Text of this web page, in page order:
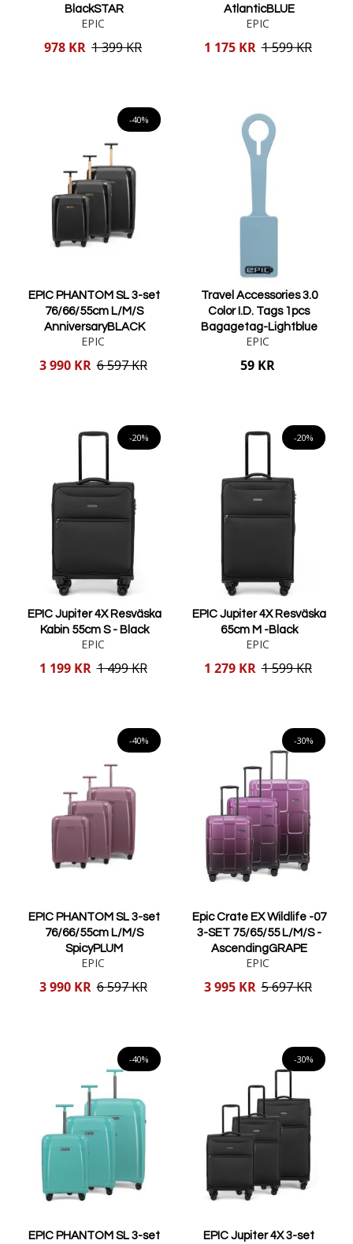
BlackSTAR
EPIC
Reducerat
978 KR 1 399 KR
AtlanticBLUE
EPIC
Reducerat
1 175 KR 1 599 KR
-40%
EPIC PHANTOM SL 3-set
76/66/55cm L/M/S
AnniversaryBLACK
EPIC
Reducerat
3 990 KR 6 597 KR
Travel Accessories 3.0
Color I.D. Tags 1pcs
Bagagetag-Lightblue
EPIC
59 KR
-20%
EPIC Jupiter 4X Resväska
Kabin 55cm S - Black
EPIC
Reducerat
1 199 KR 1 499 KR
-20%
EPIC Jupiter 4X Resväska
65cm M -Black
EPIC
Reducerat
1 279 KR 1 599 KR
-40%
EPIC PHANTOM SL 3-set
76/66/55cm L/M/S
SpicyPLUM
EPIC
Reducerat
3 990 KR 6 597 KR
-30%
Epic Crate EX Wildlife -07
3-SET 75/65/55 L/M/S -
AscendingGRAPE
EPIC
Reducerat
3 995 KR 5 697 KR
-40%
EPIC PHANTOM SL 3-set
-30%
EPIC Jupiter 4X 3-set